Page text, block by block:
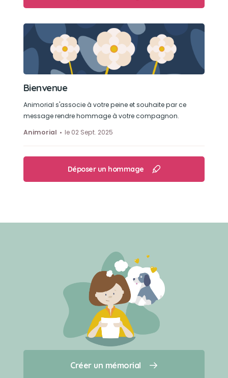
Créer un mémorial
Qui sommes-nous ?
Bienvenue
Animorial s'associe à votre peine et souhaite par ce
message rendre hommage à votre compagnon.
Animorial
le 02 Sept. 2025
Déposer un hommage
Créer un mémorial